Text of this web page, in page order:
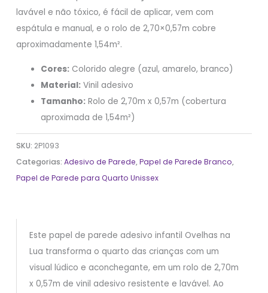
lavável e não tóxico, é fácil de aplicar, vem com
espátula e manual, e o rolo de 2,70×0,57m cobre
aproximadamente 1,54m².
Cores: Colorido alegre (azul, amarelo, branco)
Material: Vinil adesivo
Tamanho: Rolo de 2,70m x 0,57m (cobertura
aproximada de 1,54m²)
SKU: 2P1093
Categorias:Adesivo de Parede,Papel de Parede Branco,
Papel de Parede para Quarto Unissex
Este papel de parede adesivo infantil Ovelhas na
Lua transforma o quarto das crianças com um
visual lúdico e aconchegante, em um rolo de 2,70m
x 0,57m de vinil adesivo resistente e lavável. Ao